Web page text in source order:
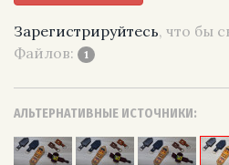
Зарегистрируйтесь, что бы
Файлов:
1
АЛЬТЕРНАТИВНЫЕ ИСТОЧНИКИ: